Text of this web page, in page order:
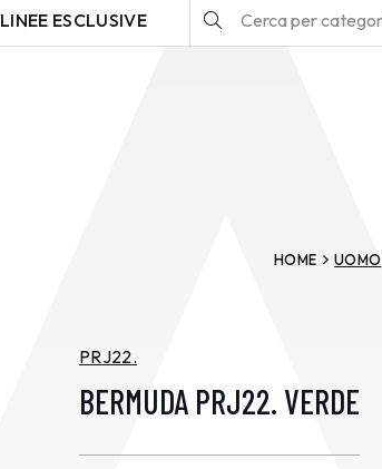
LINEE ESCLUSIVE
HOME UOMO
PRJ22.
BERMUDA PRJ22. VERDE